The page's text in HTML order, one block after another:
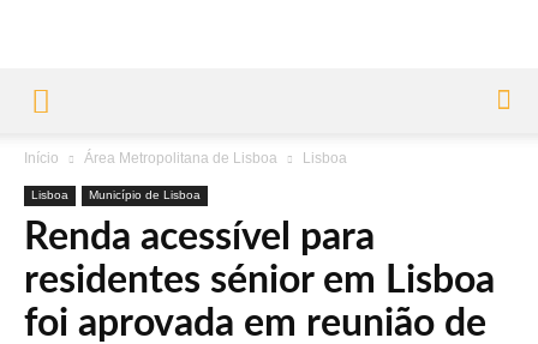
Início Área Metropolitana de Lisboa Lisboa
Lisboa Município de Lisboa
Renda acessível para
residentes sénior em Lisboa
foi aprovada em reunião de